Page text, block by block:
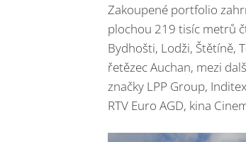
Zakoupené portfolio
plochou 219 tisíc metrů
Bydhošti, Lodži, Štětíně,
řetězec Auchan, mezi
značky LPP Group,
RTV Euro AGD, kina